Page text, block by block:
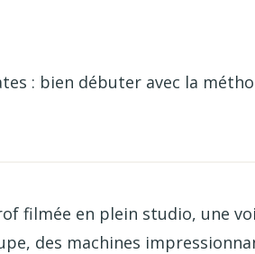
: bien débuter avec la
filmée en plein studio, une
des machines